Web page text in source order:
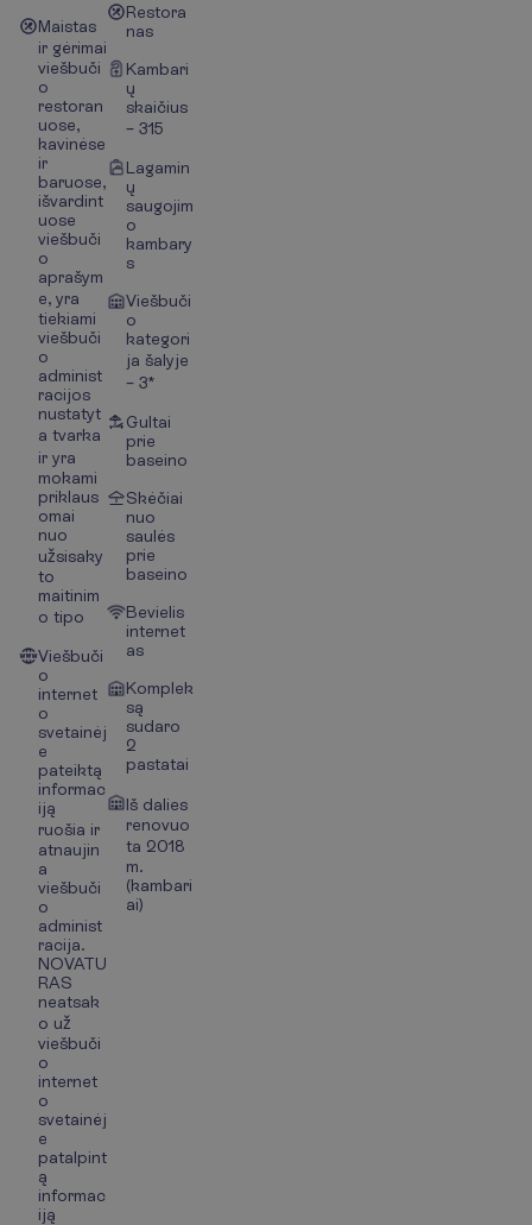
Maistas
ir gėrimai
viešbuči
o
restoran
uose,
kavinėse
ir
baruose,
išvardint
uose
viešbuči
o
aprašym
e, yra
tiekiami
viešbuči
o
administ
racijos
nustatyt
a tvarka
ir yra
mokami
priklaus
omai
nuo
užsisaky
to
maitinim
o tipo
Viešbuči
o
internet
o
svetainėj
e
pateiktą
informac
iją
ruošia ir
atnaujin
a
viešbuči
o
administ
racija.
NOVATU
RAS
neatsak
o už
viešbuči
o
internet
o
svetainėj
e
patalpint
ą
informac
iją
Restora
nas
Kambari
ų
skaičius
– 315
Lagamin
ų
saugojim
o
kambary
s
Viešbuči
o
kategori
ja šalyje
– 3*
Gultai
prie
baseino
Skėčiai
nuo
saulės
prie
baseino
Bevielis
internet
as
Komplek
są
sudaro
2
pastatai
Iš dalies
renovuo
ta 2018
m.
(kambari
ai)